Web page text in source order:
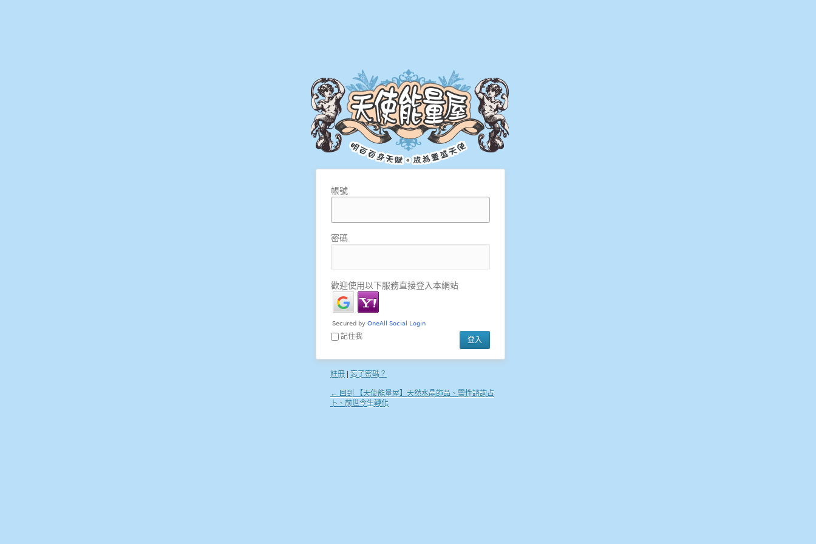
帳號
密碼
歡迎使用以下服務直接登入本網站
記住我
註冊 忘了密碼？
← 回到 【天使能量屋】天然水晶飾品、靈性諮詢占
卜、前世今生轉化